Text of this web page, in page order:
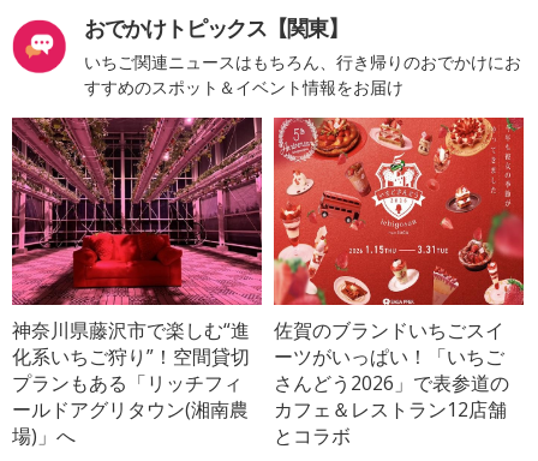
おでかけトピックス【関東】
いちご関連ニュースはもちろん、行き帰りのおでかけにお
すすめのスポット＆イベント情報をお届け
神奈川県藤沢市で楽しむ“進
化系いちご狩り”！空間貸切
プランもある「リッチフィ
ールドアグリタウン(湘南農
場)」へ
佐賀のブランドいちごスイ
ーツがいっぱい！「いちご
さんどう2026」で表参道の
カフェ＆レストラン12店舗
とコラボ